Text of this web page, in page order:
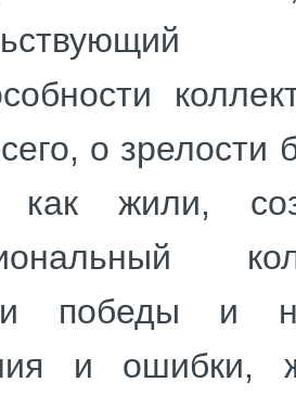
о зрелости
жили,
победы и
и ошибки,